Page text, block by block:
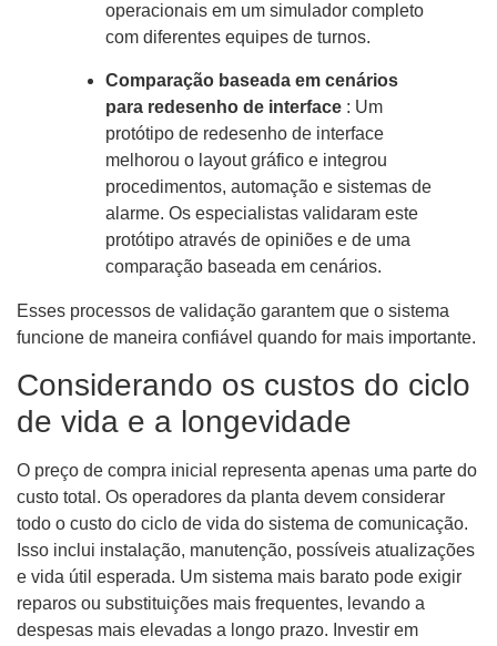
operacionais em um simulador completo
com diferentes equipes de turnos.
Comparação baseada em cenários
para redesenho de interface : Um
protótipo de redesenho de interface
melhorou o layout gráfico e integrou
procedimentos, automação e sistemas de
alarme. Os especialistas validaram este
protótipo através de opiniões e de uma
comparação baseada em cenários.
Esses processos de validação garantem que o sistema
funcione de maneira confiável quando for mais importante.
Considerando os custos do ciclo
de vida e a longevidade
O preço de compra inicial representa apenas uma parte do
custo total. Os operadores da planta devem considerar
todo o custo do ciclo de vida do sistema de comunicação.
Isso inclui instalação, manutenção, possíveis atualizações
e vida útil esperada. Um sistema mais barato pode exigir
reparos ou substituições mais frequentes, levando a
despesas mais elevadas a longo prazo. Investir em